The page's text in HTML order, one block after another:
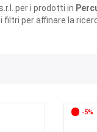
per i prodotti in
i filtri per affinare la
-5%